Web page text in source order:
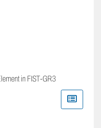
in FIST-GR3